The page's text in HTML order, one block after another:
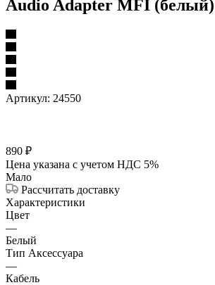
Audio Adapter MFI (белый)
Артикул: 24550
890 ₽
Цена указана с учетом НДС 5%
Мало
Рассчитать доставку
Характеристики
Цвет
—
Белый
Тип Аксессуара
—
Кабель